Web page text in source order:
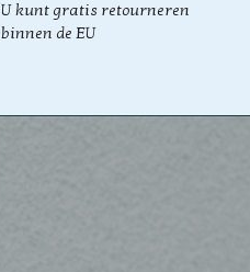
U kunt gratis retourneren
binnen de EU